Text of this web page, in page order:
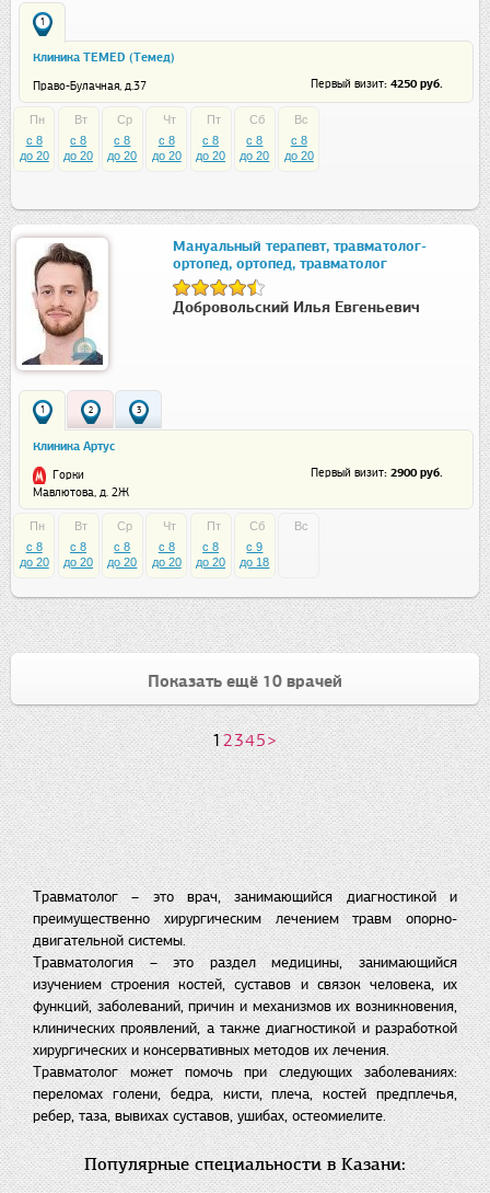
1
Клиника TEMED (Темед)
Право-Булачная, д.37 Первый визит: 4250 руб.
Пн
c 8
до 20
Вт
c 8
до 20
Ср
c 8
до 20
Чт
c 8
до 20
Пт
c 8
до 20
Сб
c 8
до 20
Вс
c 8
до 20
Мануальный терапевт, травматолог-
ортопед, ортопед, травматолог
Добровольский Илья Евгеньевич
1 2 3
Клиника Артус
Горки
Мавлютова, д. 2Ж
Первый визит: 2900 руб.
Пн
c 8
до 20
Вт
c 8
до 20
Ср
c 8
до 20
Чт
c 8
до 20
Пт
c 8
до 20
Сб
c 9
до 18
Вс
Показать ещё 10 врачей
12345>
Травматолог – это врач, занимающийся диагностикой и
преимущественно хирургическим лечением травм опорно-
двигательной системы.
Травматология – это раздел медицины, занимающийся
изучением строения костей, суставов и связок человека, их
функций, заболеваний, причин и механизмов их возникновения,
клинических проявлений, а также диагностикой и разработкой
хирургических и консервативных методов их лечения.
Травматолог может помочь при следующих заболеваниях:
переломах голени, бедра, кисти, плеча, костей предплечья,
ребер, таза, вывихах суставов, ушибах, остеомиелите.
Популярные специальности в Казани: